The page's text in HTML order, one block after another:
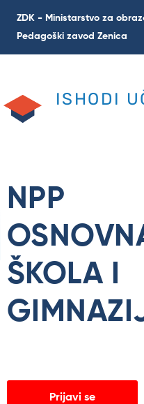
ZDK - Ministarstvo za
Pedagoški zavod Zenica
ISHODI
NPP
ŠKOLA I
Prijavi se